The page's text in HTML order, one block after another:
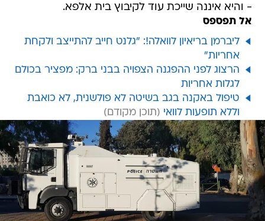
- והיא איננה שייכת עוד לקיבוץ בית אלפא.
אל תפספס
ליברמן בריאיון לוואלה!: "גלנט חייב להתייצב ולקחת
אחריות"
הרצוג לפני ההפגנה הצפויה בבני ברק: מפציר בכולם
לגלות אחריות
טיפול באקנה בגב בשיטה לא פולשנית, לא כואבת
וללא תופעות לוואי